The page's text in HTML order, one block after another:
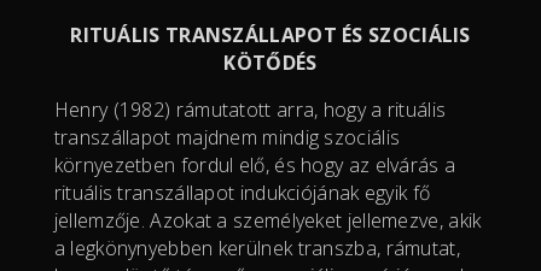
RITUÁLIS TRANSZÁLLAPOT ÉS SZOCIÁLIS
KÖTŐDÉS
Henry (1982) rámutatott arra, hogy a rituális
transzállapot majdnem mindig szociális
környezetben fordul elő, és hogy az elvárás a
rituális transzállapot indukciójának egyik fő
jellemzője. Azokat a személyeket jellemezve, akik
a legkönynyebben kerülnek transzba, rámutat,